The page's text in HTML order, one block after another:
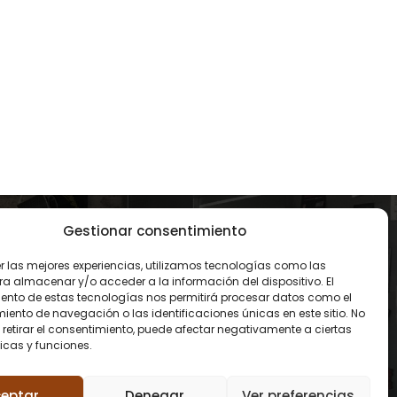
Gestionar consentimiento
las mejores experiencias, utilizamos tecnologías como las
almacenar y/o acceder a la información del dispositivo. El
de estas tecnologías nos permitirá procesar datos como el
de navegación o las identificaciones únicas en este sitio. No
el consentimiento, puede afectar negativamente a ciertas
y funciones.
CONTACTO
93 119 00 68
contacto@amidareform
es.com